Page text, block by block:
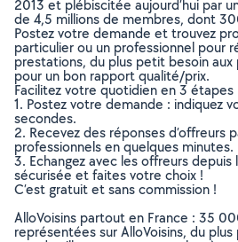
2013 et plébiscitée aujourd’hui par
de 4,5 millions de membres, dont
Postez votre demande et trouvez
particulier ou un professionnel pour
prestations, du plus petit besoin aux
pour un bon rapport qualité/prix.
Facilitez votre quotidien en 3 étapes
1. Postez votre demande : indiquez
secondes.
2. Recevez des réponses d’offreurs
professionnels en quelques minutes.
3. Echangez avec les offreurs
sécurisée et faites votre choix !
C’est gratuit et sans commission !
AlloVoisins partout en France : 35
représentées sur AlloVoisins, du